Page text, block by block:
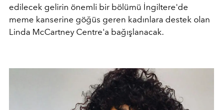
edilecek gelirin önemli bir bölümü İngiltere'de
meme kanserine göğüs geren kadınlara destek olan
Linda McCartney Centre'a bağışlanacak.